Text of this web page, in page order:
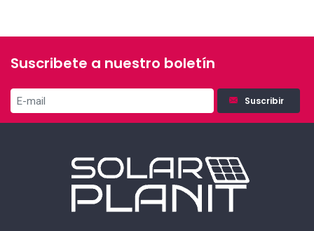
Suscribete a nuestro boletín
Suscribir